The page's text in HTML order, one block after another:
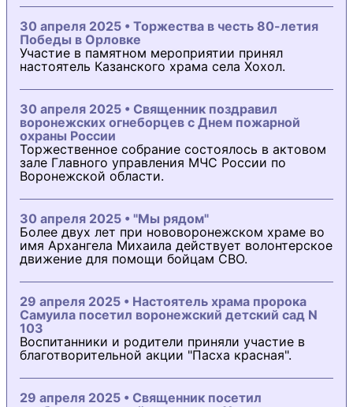
30 апреля 2025 • Торжества в честь 80-летия
Победы в Орловке
Участие в памятном мероприятии принял
настоятель Казанского храма села Хохол.
30 апреля 2025 • Священник поздравил
воронежских огнеборцев с Днем пожарной
охраны России
Торжественное собрание состоялось в актовом
зале Главного управления МЧС России по
Воронежской области.
30 апреля 2025 • "Мы рядом"
Более двух лет при нововоронежском храме во
имя Архангела Михаила действует волонтерское
движение для помощи бойцам СВО.
29 апреля 2025 • Настоятель храма пророка
Самуила посетил воронежский детский сад N
103
Воспитанники и родители приняли участие в
благотворительной акции "Пасха красная".
29 апреля 2025 • Священник посетил